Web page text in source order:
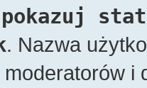
. Nazwa
i